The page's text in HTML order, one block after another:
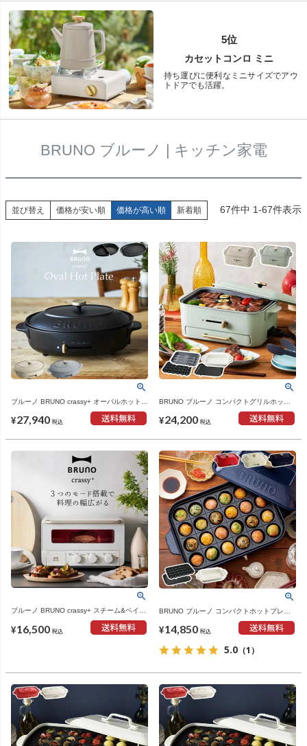
5位
カセットコンロ ミニ
持ち運びに便利なミニサイズでアウ
トドアでも活躍。
BRUNO ブルーノ | キッチン家電
並び替え 価格が安い順 価格が高い順 新着順 67件中 1-67件表示
ブルーノ BRUNO crassy+ オーバルホットプ
種プレートセット ｜ キッチン家電・ホット
プレート
¥27,940 税込
BRUNO ブルーノ コンパクトグリルホット
4種プレート | キッチン家電・ホットプレー
ト
¥24,200 税込
ブルーノ BRUNO crassy+ スチーム&ベイク
トースター | キッチン家電・トースター
¥16,500 税込
BRUNO ブルーノ コンパクトホットプレー
レート | キッチン家電・ホットプレート
¥14,850 税込
5.0 （1）